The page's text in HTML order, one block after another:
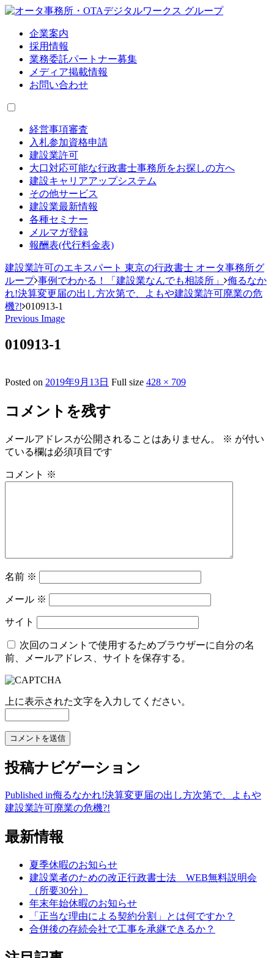
企業案内
採用情報
業務委託パートナー募集
メディア掲載情報
お問い合わせ
経営事項審査
入札参加資格申請
建設業許可
大口対応可能な行政書士事務所をお探しの方へ
建設キャリアアップシステム
その他サービス
建設業最新情報
各種セミナー
メルマガ登録
報酬表(代行料金表)
建設業許可のエキスパート 東京の行政書士 オータ事務所グ
ループ 事例でわかる！「建設業なんでも相談所」
侮るなか
れ!決算変更届の出し方次第で、よもや建設業許可廃業の危
機?! 010913-1
Previous Image
010913-1
Posted on 2019年9月13日 Full size 428 × 709
コメントを残す
メールアドレスが公開されることはありません。 ※ が付い
ている欄は必須項目です
コメント ※
名前 ※
メール ※
サイト
次回のコメントで使用するためブラウザーに自分の名
前、メールアドレス、サイトを保存する。
上に表示された文字を入力してください。
投稿ナビゲーション
Published in侮るなかれ!決算変更届の出し方次第で、よもや
建設業許可廃業の危機?!
最新情報
夏季休暇のお知らせ
建設業者のための改正行政書士法 WEB無料説明会
（所要30分）
年末年始休暇のお知らせ
「正当な理由による契約分割」とは何ですか？
合併後の存続会社で工事を承継できるか？